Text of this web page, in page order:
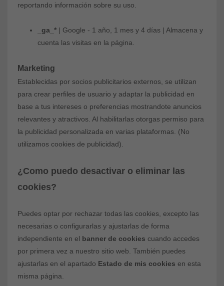
reportando información sobre su uso.
_ga_* | Google - 1 año, 1 mes y 4 días | Almacena y
cuenta las visitas en la página.
Marketing
Establecidas por socios publicitarios externos, se utilizan
para crear perfiles de usuario y adaptar la publicidad en
base a tus intereses o preferencias mostrandote anuncios
relevantes y atractivos. Al habilitarlas otorgas permiso para
la publicidad personalizada en varias plataformas. (No
utilizamos cookies de publicidad).
¿Como puedo desactivar o eliminar las
cookies?
Puedes optar por rechazar todas las cookies, excepto las
necesarias o configurarlas y ajustarlas de forma
independiente en el banner de cookies cuando accedes
por primera vez a nuestro sitio web. También puedes
ajustarlas en el apartado Estado de mis cookies en esta
misma página.